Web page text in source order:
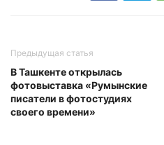
Предыдущая статья
В Ташкенте открылась
фотовыставка «Румынские
писатели в фотостудиях
своего времени»